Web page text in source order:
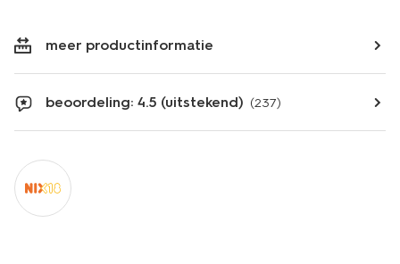
meer productinformatie
beoordeling: 4.5 (uitstekend) (237)